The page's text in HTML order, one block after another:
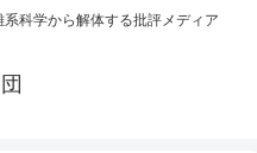
科学から解体する批評メディア